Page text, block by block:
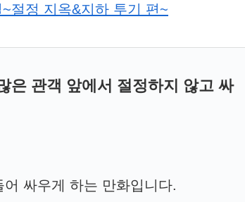
절정 지옥&지하 투기 편~
은 관객 앞에서 절정하지 않고 싸
싸우게 하는 만화입니다.